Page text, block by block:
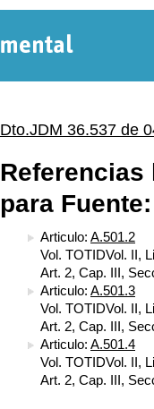
Dto.JDM 36.537 de
Referencias
para
Articulo: A.501.2
Vol. TOTIDVol. II,
Art. 2, Cap. III,
Articulo: A.501.3
Vol. TOTIDVol. II,
Art. 2, Cap. III,
Articulo: A.501.4
Vol. TOTIDVol. II,
Art. 2, Cap. III,